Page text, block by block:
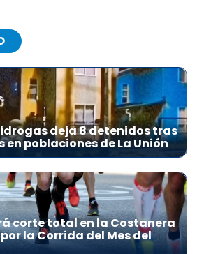
deja 8 detenidos tras
poblaciones de La Unión
corte total en la Costanera
la Corrida del Mes del